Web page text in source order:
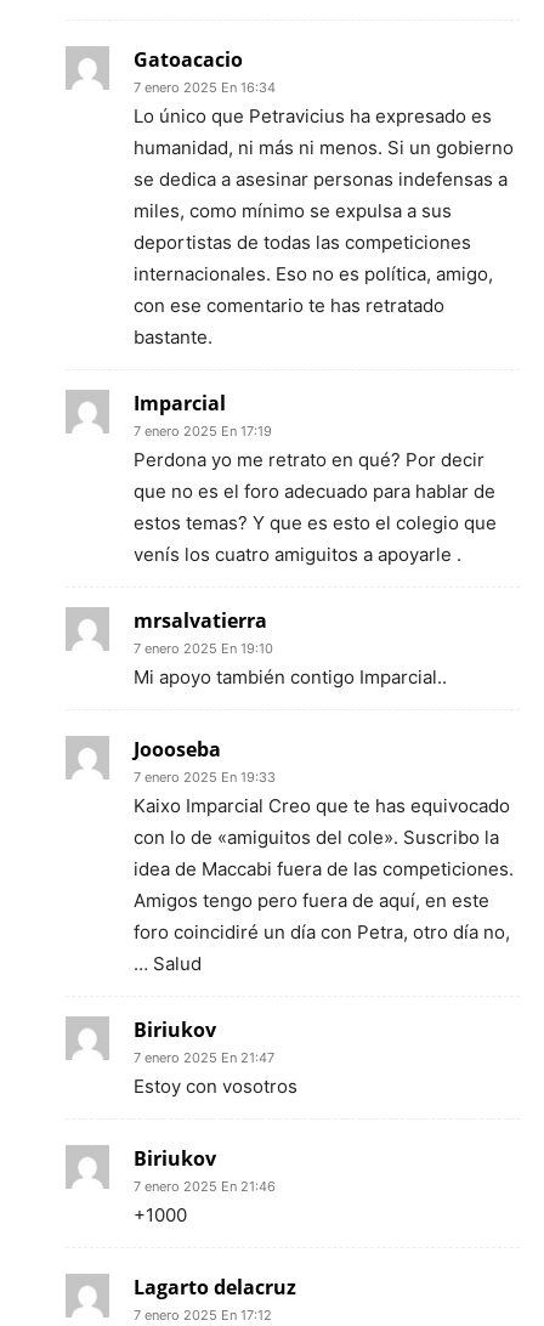
Gatoacacio
7 enero 2025 En 16:34
Lo único que Petravicius ha expresado es
humanidad, ni más ni menos. Si un gobierno
se dedica a asesinar personas indefensas a
miles, como mínimo se expulsa a sus
deportistas de todas las competiciones
internacionales. Eso no es política, amigo,
con ese comentario te has retratado
bastante.
Imparcial
7 enero 2025 En 17:19
Perdona yo me retrato en qué? Por decir
que no es el foro adecuado para hablar de
estos temas? Y que es esto el colegio que
venís los cuatro amiguitos a apoyarle .
mrsalvatierra
7 enero 2025 En 19:10
Mi apoyo también contigo Imparcial..
Joooseba
7 enero 2025 En 19:33
Kaixo Imparcial Creo que te has equivocado
con lo de «amiguitos del cole». Suscribo la
idea de Maccabi fuera de las competiciones.
Amigos tengo pero fuera de aquí, en este
foro coincidiré un día con Petra, otro día no,
… Salud
Biriukov
7 enero 2025 En 21:47
Estoy con vosotros
Biriukov
7 enero 2025 En 21:46
+1000
Lagarto delacruz
7 enero 2025 En 17:12